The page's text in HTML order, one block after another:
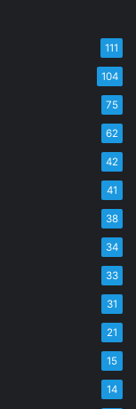
111
104
75
62
42
41
38
34
33
31
21
15
14